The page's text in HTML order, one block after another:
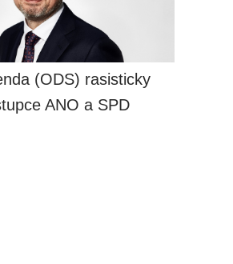
(ODS) rasisticky
ANO a SPD